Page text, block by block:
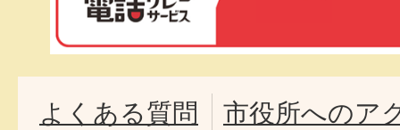
よくある質問
市役所へのア